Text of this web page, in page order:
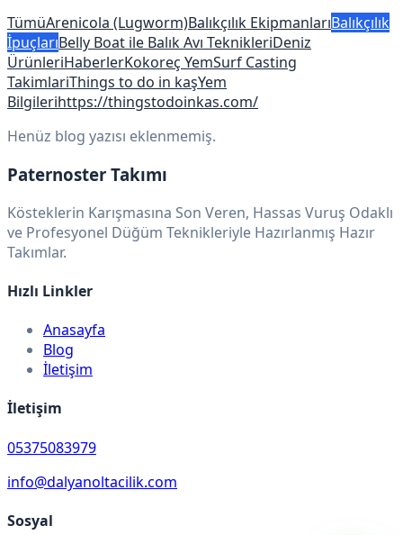
TümüArenicola (Lugworm)Balıkçılık EkipmanlarıBalıkçılık
İpuçlarıBelly Boat ile Balık Avı TeknikleriDeniz
ÜrünleriHaberlerKokoreç YemSurf Casting
TakimlariThings to do in kaşYem
Bilgilerihttps://thingstodoinkas.com/
Henüz blog yazısı eklenmemiş.
Paternoster Takımı
Kösteklerin Karışmasına Son Veren, Hassas Vuruş Odaklı
ve Profesyonel Düğüm Teknikleriyle Hazırlanmış Hazır
Takımlar.
Hızlı Linkler
Anasayfa
Blog
İletişim
İletişim
05375083979
info@dalyanoltacilik.com
Sosyal